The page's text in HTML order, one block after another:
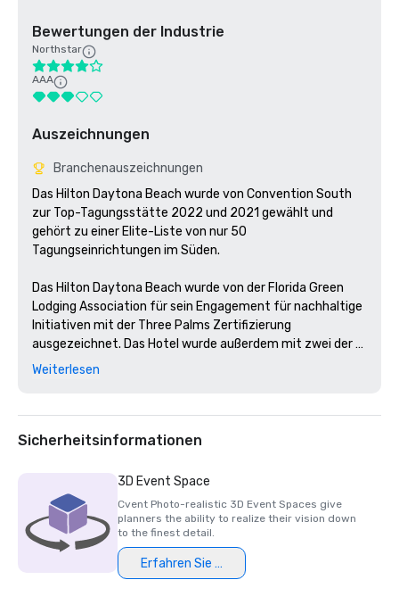
Bewertungen der Industrie
Northstar
AAA
Auszeichnungen
Branchenauszeichnungen
Das Hilton Daytona Beach wurde von Convention South
zur Top-Tagungsstätte 2022 und 2021 gewählt und
gehört zu einer Elite-Liste von nur 50
Tagungseinrichtungen im Süden.
Das Hilton Daytona Beach wurde von der Florida Green
Lodging Association für sein Engagement für nachhaltige
Initiativen mit der Three Palms Zertifizierung
ausgezeichnet. Das Hotel wurde außerdem mit zwei der
begehrten TripAdvisor Travelers' Choice® Awards 2021
Rippchen, Doc Bales' Grill, ausgezeichnet.
Weiterlesen
Sicherheitsinformationen
3D Event Space
Cvent Photo-realistic 3D Event Spaces give
planners the ability to realize their vision down
to the finest detail.
Erfahren Sie mehr